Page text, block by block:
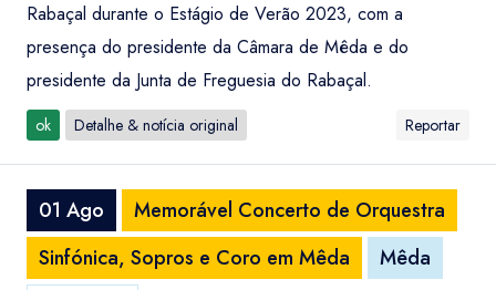
Rabaçal durante o Estágio de Verão 2023, com a
presença do presidente da Câmara de Mêda e do
presidente da Junta de Freguesia do Rabaçal.
ok Detalhe & notícia original Reportar
01 Ago
Memorável Concerto de Orquestra
Sinfónica, Sopros e Coro em Mêda
Mêda